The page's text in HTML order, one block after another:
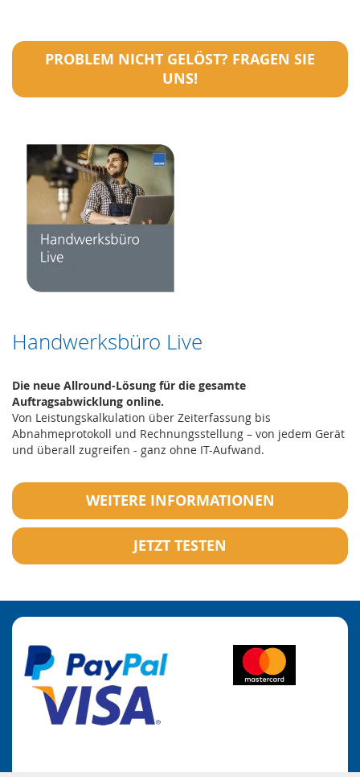
PROBLEM NICHT GELÖST? FRAGEN SIE
UNS!
Handwerksbüro Live
Die neue Allround-Lösung für die gesamte
Auftragsabwicklung online.
Von Leistungskalkulation über Zeiterfassung bis
Abnahmeprotokoll und Rechnungsstellung – von jedem Gerät
und überall zugreifen - ganz ohne IT-Aufwand.
WEITERE INFORMATIONEN
JETZT TESTEN